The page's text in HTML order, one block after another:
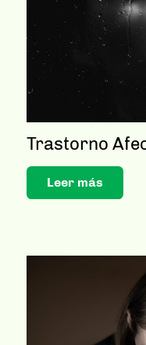
Trastorno
Leer más